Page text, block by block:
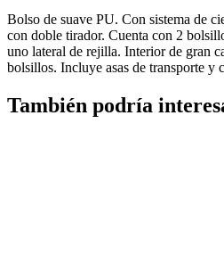
Bolso de suave PU. Con sistema de
con doble tirador. Cuenta con 2
uno lateral de rejilla. Interior de gran
bolsillos. Incluye asas de transporte y
También podría